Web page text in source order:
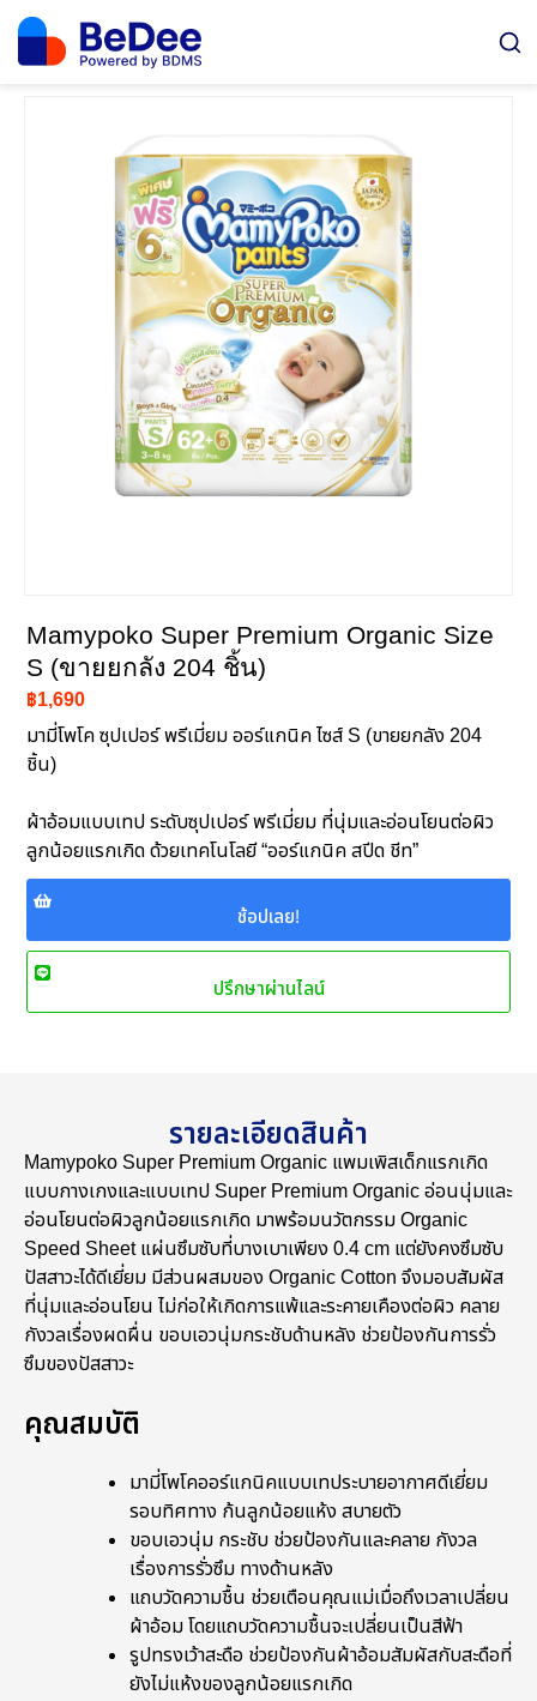
Mamypoko Super Premium Organic Size
S (ขายยกลัง 204 ชิ้น)
฿1,690
มามี่โพโค ซุปเปอร์ พรีเมี่ยม ออร์แกนิค ไซส์ S (ขายยกลัง 204
ชิ้น)
ผ้าอ้อมแบบเทป ระดับซุปเปอร์ พรีเมี่ยม ที่นุ่มและอ่อนโยนต่อผิว
ลูกน้อยแรกเกิด ด้วยเทคโนโลยี “ออร์แกนิค สปีด ชีท”
ช้อปเลย!
ปรึกษาผ่านไลน์
รายละเอียดสินค้า
Mamypoko Super Premium Organic แพมเพิสเด็กแรกเกิด
แบบกางเกงและแบบเทป Super Premium Organic อ่อนนุ่มและ
อ่อนโยนต่อผิวลูกน้อยแรกเกิด มาพร้อมนวัตกรรม Organic
Speed Sheet แผ่นซึมซับที่บางเบาเพียง 0.4 cm แต่ยังคงซึมซับ
ปัสสาวะได้ดีเยี่ยม มีส่วนผสมของ Organic Cotton จึงมอบสัมผัส
ที่นุ่มและอ่อนโยน ไม่ก่อให้เกิดการแพ้และระคายเคืองต่อผิว คลาย
กังวลเรื่องผดผื่น ขอบเอวนุ่มกระชับด้านหลัง ช่วยป้องกันการรั่ว
ซึมของปัสสาวะ
คุณสมบัติ
มามี่โพโคออร์แกนิคแบบเทประบายอากาศดีเยี่ยม
รอบทิศทาง ก้นลูกน้อยแห้ง สบายตัว
ขอบเอวนุ่ม กระชับ ช่วยป้องกันและคลาย กังวล
เรื่องการรั่วซึม ทางด้านหลัง
แถบวัดความชื้น ช่วยเตือนคุณแม่เมื่อถึงเวลาเปลี่ยน
ผ้าอ้อม โดยแถบวัดความชื้นจะเปลี่ยนเป็นสีฟ้า
รูปทรงเว้าสะดือ ช่วยป้องกันผ้าอ้อมสัมผัสกับสะดือที่
ยังไม่แห้งของลูกน้อยแรกเกิด